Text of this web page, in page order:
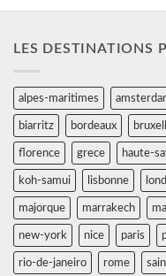
LES DESTINATIONS
alpes-maritimes
biarritz bordeaux
florence grece haute-
koh-samui lisbonne
majorque marrakech
new-york nice paris
rio-de-janeiro rome